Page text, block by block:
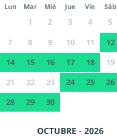
Lun Mar Mié Jue Vie Sáb
1 2 3 4 5
7
8 9 10 11 12
14
15 16 17 18 19
21
22 23 24 25 26
28
29 30
OCTUBRE - 2026